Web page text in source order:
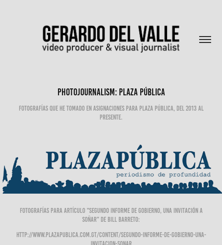
Photojournalism: Plaza Pública
Fotografías que he tomado en asignaciones para Plaza Pública, del 2013 al
presente.
Fotografías para artículo "Segundo informe de gobierno, una invitación a
soñar" de Bill Barreto:
http://www.plazapublica.com.gt/content/segundo-informe-de-gobierno-una-